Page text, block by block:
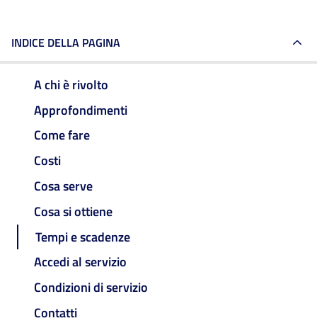
INDICE DELLA PAGINA
A chi è rivolto
Approfondimenti
Come fare
Costi
Cosa serve
Cosa si ottiene
Tempi e scadenze
Accedi al servizio
Condizioni di servizio
Contatti